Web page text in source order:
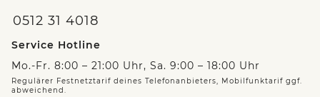
0512 31 4018
Service Hotline
Mo.-Fr. 8:00 – 21:00 Uhr, Sa. 9:00 – 18:00 Uhr
Regulärer Festnetztarif deines Telefonanbieters, Mobilfunktarif ggf.
abweichend.